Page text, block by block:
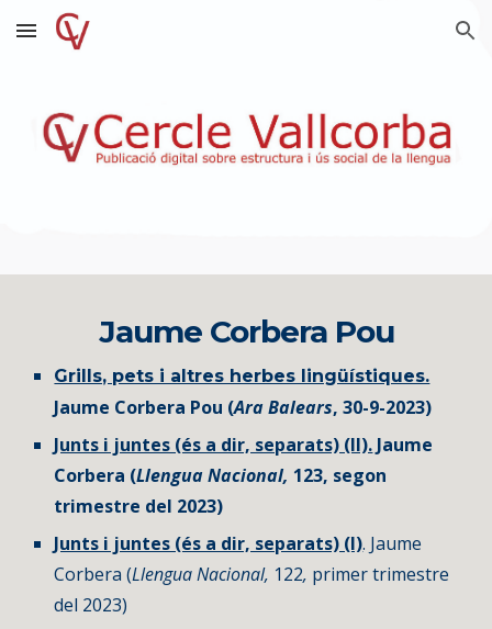
Skip to main content Skip to navigation
Jaume Corbera Pou
Grills, pets i altres herbes lingüístiques.
Jaume Corbera Pou (Ara Balears, 30-9-2023)
Junts i juntes (és a dir, separats) (II). Jaume
Corbera (Llengua Nacional, 123, segon
trimestre del 2023)
Junts i juntes (és a dir, separats) (I). Jaume
Corbera (Llengua Nacional, 122, primer trimestre
del 2023)